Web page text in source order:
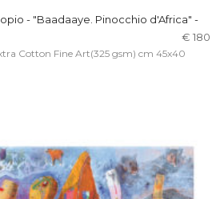
- "Baadaaye. Pinocchio d'Africa" -
€ 180
Cotton Fine Art(325 gsm) cm 45x40